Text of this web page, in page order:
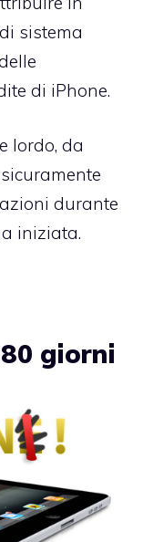
sistema
di iPhone.
lordo, da
durante
iniziata.
giorni